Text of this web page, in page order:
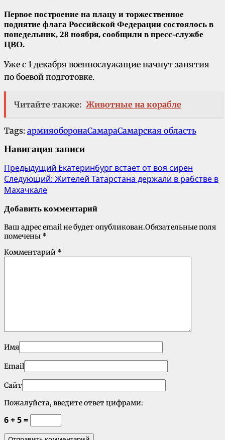
Первое построение на плацу и торжественное
поднятие флага Российской Федерации состоялось в
понедельник, 28 ноября, сообщили в пресс-службе
ЦВО.
Уже с 1 декабря военнослужащие начнут занятия
по боевой подготовке.
Читайте также: Животные на корабле
Tags: армияоборонаСамараСамарская область
Навигация записи
Предыдущий Екатеринбург встает от воя сирен
Следующий: Жителей Татарстана держали в рабстве в
Махачкале
Добавить комментарий
Ваш адрес email не будет опубликован.Обязательные поля
помечены *
Комментарий *
Имя
Email
Сайт
Пожалуйста, введите ответ цифрами:
6 + 5 =